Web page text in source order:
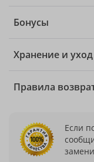
Бонусы
Хранение и уход
Правила
Если